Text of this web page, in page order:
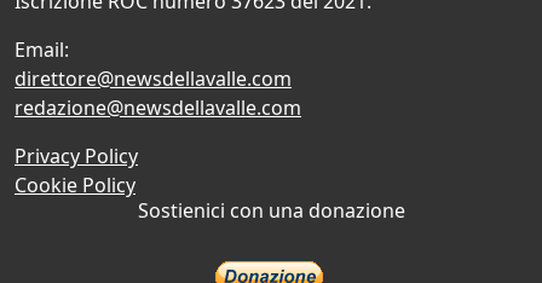
Email:
direttore@newsdellavalle.com
redazione@newsdellavalle.com
Privacy Policy
Cookie Policy
Sostienici con una donazione